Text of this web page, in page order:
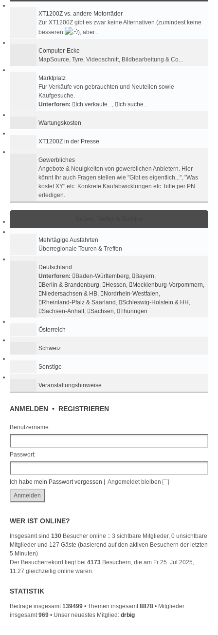
XT1200Z vs. andere Motorräder
Zur XT1200Z gibt es zwar keine Alternativen (zumindest keine
besseren
), aber...
Computer-Ecke
MapSource, Tyre, Videoschnitt, Bildbearbeitung & Co...
Marktplatz
Für Verkäufe von gebrauchten und Neuteilen sowie
Kaufgesuche.
Unterforen:
Ich verkaufe..., Ich suche...
Wartungskosten
XT1200Z in der Presse
Gewerbliches
Angebote & Neuigkeiten von gewerblichen Anbietern. Hier
könnt Ihr auch Fragen stellen wie "Gibt es eigentlich...", "Was
kostet XY" etc. Konkrete Kaufabwicklungen etc. bitte per PN
erledigen.
Mehrtägige Ausfahrten
Überregionale Touren & Treffen
Deutschland
Unterforen:
Baden-Württemberg, Bayern,
Berlin & Brandenburg, Hessen, Mecklenburg-Vorpommern,
Niedersachsen & HB, Nordrhein-Westfalen,
Rheinland-Pfalz & Saarland , Schleswig-Holstein & HH ,
Sachsen-Anhalt, Sachsen, Thüringen
Österreich
Schweiz
Sonstige
Veranstaltungshinweise
ANMELDEN • REGISTRIEREN
Benutzername:
Passwort:
Ich habe mein Passwort vergessen Angemeldet bleiben
WER IST ONLINE?
Insgesamt sind 130 Besucher online :: 3 sichtbare Mitglieder, 0 unsichtbare
Mitglieder und 127 Gäste (basierend auf den aktiven Besuchern der letzten
5 Minuten)
Der Besucherrekord liegt bei 4173 Besuchern, die am Fr 25. Jul 2025,
11:27 gleichzeitig online waren.
STATISTIK
Beiträge insgesamt139499 • Themen insgesamt8878 • Mitglieder
insgesamt969 • Unser neuestes Mitglied: drbig